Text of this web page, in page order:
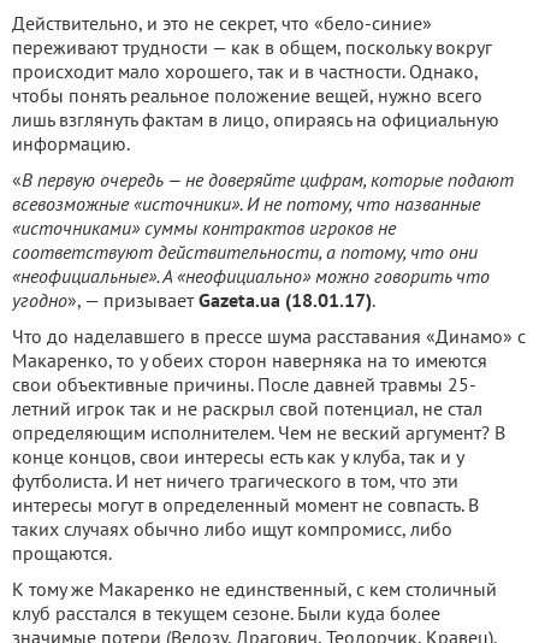
Действительно, и это не секрет, что «бело-синие»
переживают трудности — как в общем, поскольку вокруг
происходит мало хорошего, так и в частности. Однако,
чтобы понять реальное положение вещей, нужно всего
лишь взглянуть фактам в лицо, опираясь на официальную
информацию.
«В первую очередь — не доверяйте цифрам, которые подают
всевозможные «источники». И не потому, что названные
«источниками» суммы контрактов игроков не
соответствуют действительности, а потому, что они
«неофициальные». А «неофициально» можно говорить что
угодно», — призываетGazeta.ua (18.01.17).
Что до наделавшего в прессе шума расставания «Динамо» с
Макаренко, то у обеих сторон наверняка на то имеются
свои объективные причины. После давней травмы 25-
летний игрок так и не раскрыл свой потенциал, не стал
определяющим исполнителем. Чем не веский аргумент? В
конце концов, свои интересы есть как у клуба, так и у
футболиста. И нет ничего трагического в том, что эти
интересы могут в определенный момент не совпасть. В
таких случаях обычно либо ищут компромисс, либо
прощаются.
К тому же Макаренко не единственный, с кем столичный
клуб расстался в текущем сезоне. Были куда более
значимые потери (Велозу, Драгович, Теодорчик, Кравец).